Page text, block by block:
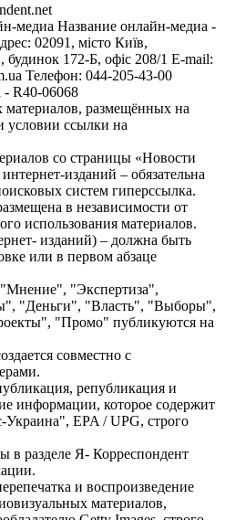
медиа Название онлайн-медиа -
02091, місто Київ,
172-Б, офіс 208/1 E-mail:
Телефон: 044-205-43-00
R40-06068
размещённых на
условии ссылки на
со страницы «Новости
изданий – обязательна
систем гиперссылка.
в независимости от
использования материалов.
изданий) – должна быть
или в первом абзаце
"Экспертиза",
"Деньги", "Власть", "Выборы",
"Промо" публикуются на
совместно с
републикация и
информации, которое содержит
EPA / UPG, строго
в разделе Я- Корреспондент
и воспроизведение
материалов,